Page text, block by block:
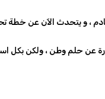
، و يتحدث الآن عن
حلم وطن ، ولكن بكل